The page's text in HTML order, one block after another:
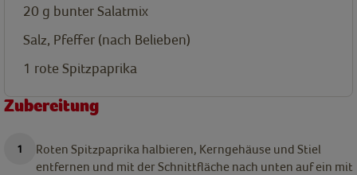
20 g bunter Salatmix
Salz, Pfeffer (nach Belieben)
1 rote Spitzpaprika
Zubereitung
Roten Spitzpaprika halbieren, Kerngehäuse und Stiel
entfernen und mit der Schnittfläche nach unten auf ein mit